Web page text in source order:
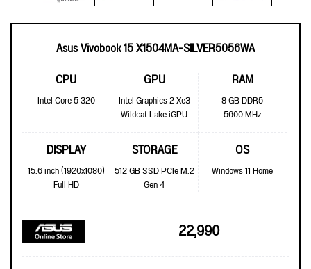
Asus Vivobook 15 X1504MA-SILVER5056WA
CPU
Intel Core 5 320
GPU
Intel Graphics 2 Xe3
Wildcat Lake iGPU
RAM
8 GB DDR5
5600 MHz
DISPLAY
15.6 inch (1920x1080)
Full HD
STORAGE
512 GB SSD PCIe M.2
Gen 4
OS
Windows 11 Home
22,990